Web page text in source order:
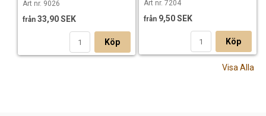
Art nr. 9026
från 33,90 SEK
Köp
Art nr. 7204
från 9,50 SEK
Köp
Visa Alla